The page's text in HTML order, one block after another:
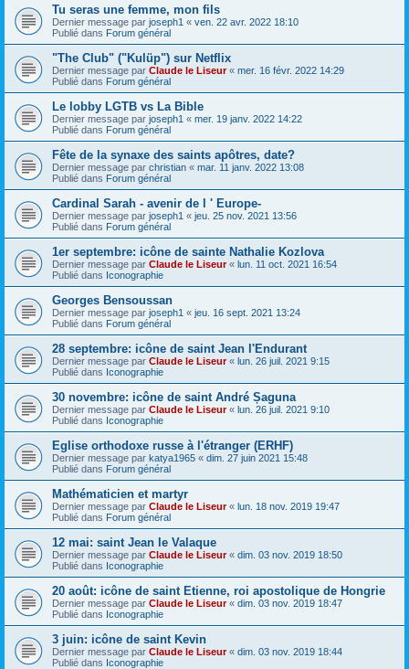
Tu seras une femme, mon fils
Dernier message par joseph1 « ven. 22 avr. 2022 18:10
Publié dans Forum général
"The Club" ("Kulüp") sur Netflix
Dernier message par Claude le Liseur« mer. 16 févr. 2022 14:29
Publié dans Forum général
Le lobby LGTB vs La Bible
Dernier message par joseph1 « mer. 19 janv. 2022 14:22
Publié dans Forum général
Fête de la synaxe des saints apôtres, date?
Dernier message par christian « mar. 11 janv. 2022 13:08
Publié dans Forum général
Cardinal Sarah - avenir de l ' Europe-
Dernier message par joseph1 « jeu. 25 nov. 2021 13:56
Publié dans Forum général
1er septembre: icône de sainte Nathalie Kozlova
Dernier message par Claude le Liseur« lun. 11 oct. 2021 16:54
Publié dans Iconographie
Georges Bensoussan
Dernier message par joseph1 « jeu. 16 sept. 2021 13:24
Publié dans Forum général
28 septembre: icône de saint Jean l'Endurant
Dernier message par Claude le Liseur« lun. 26 juil. 2021 9:15
Publié dans Iconographie
30 novembre: icône de saint André Șaguna
Dernier message par Claude le Liseur« lun. 26 juil. 2021 9:10
Publié dans Iconographie
Eglise orthodoxe russe à l'étranger (ERHF)
Dernier message par katya1965 « dim. 27 juin 2021 15:48
Publié dans Forum général
Mathématicien et martyr
Dernier message par Claude le Liseur« lun. 18 nov. 2019 19:47
Publié dans Forum général
12 mai: saint Jean le Valaque
Dernier message par Claude le Liseur« dim. 03 nov. 2019 18:50
Publié dans Iconographie
20 août: icône de saint Etienne, roi apostolique de Hongrie
Dernier message par Claude le Liseur« dim. 03 nov. 2019 18:47
Publié dans Iconographie
3 juin: icône de saint Kevin
Dernier message par Claude le Liseur« dim. 03 nov. 2019 18:44
Publié dans Iconographie